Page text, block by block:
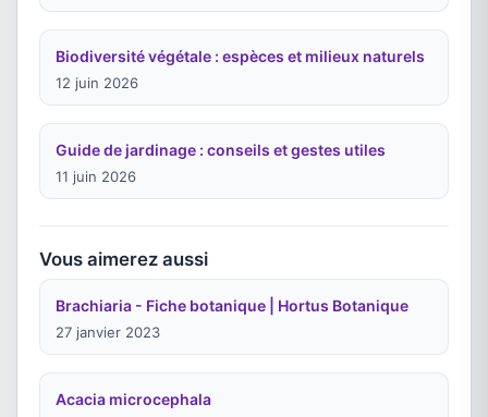
Biodiversité végétale : espèces et milieux naturels
12 juin 2026
Guide de jardinage : conseils et gestes utiles
11 juin 2026
Vous aimerez aussi
Brachiaria - Fiche botanique | Hortus Botanique
27 janvier 2023
Acacia microcephala